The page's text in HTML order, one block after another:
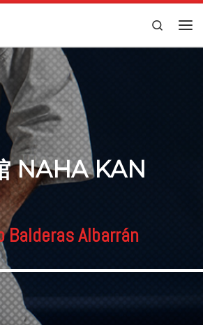
Search
NAHA KAN
Balderas Albarrán